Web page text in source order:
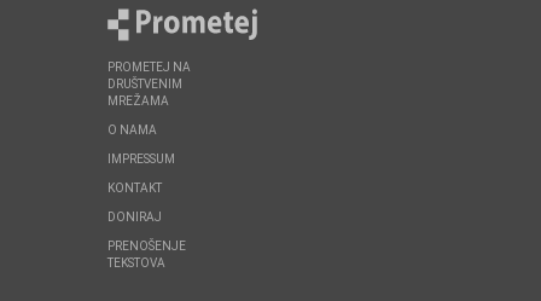
PROMETEJ NA
DRUŠTVENIM
MREŽAMA
O NAMA
IMPRESSUM
KONTAKT
DONIRAJ
PRENOŠENJE
TEKSTOVA